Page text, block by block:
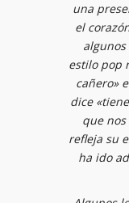
una
el
estilo pop
cañero»
dice
que
refleja su
ha ido